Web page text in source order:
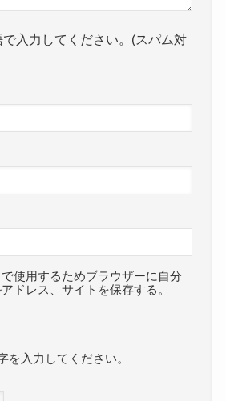
入力してください。(スパム対
使用するためブラウザーに自分
ドレス、サイトを保存する。
を入力してください。